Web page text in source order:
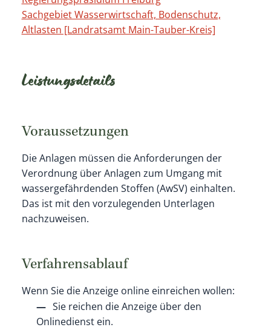
Sachgebiet Wasserwirtschaft, Bodenschutz,
Altlasten [Landratsamt Main-Tauber-Kreis]
Leistungsdetails
Voraussetzungen
Die Anlagen müssen die Anforderungen der
Verordnung über Anlagen zum Umgang mit
wassergefährdenden Stoffen (AwSV) einhalten.
Das ist mit den vorzulegenden Unterlagen
nachzuweisen.
Verfahrensablauf
Wenn Sie die Anzeige online einreichen wollen:
Sie reichen die Anzeige über den
Onlinedienst ein.